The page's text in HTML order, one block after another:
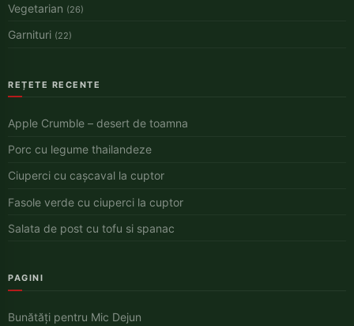
Vegetarian (26)
Garnituri (22)
REȚETE RECENTE
Apple Crumble – desert de toamna
Porc cu legume thailandeze
Ciuperci cu cașcaval la cuptor
Fasole verde cu ciuperci la cuptor
Salata de post cu tofu si spanac
PAGINI
Bunătăți pentru Mic Dejun